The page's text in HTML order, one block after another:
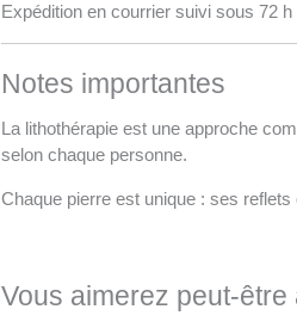
Expédition en courrier suivi sous 72
Notes importantes
La lithothérapie est une approche
selon chaque personne.
Chaque pierre est unique : ses
Vous aimerez peut-